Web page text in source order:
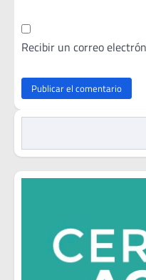
Recibir un correo